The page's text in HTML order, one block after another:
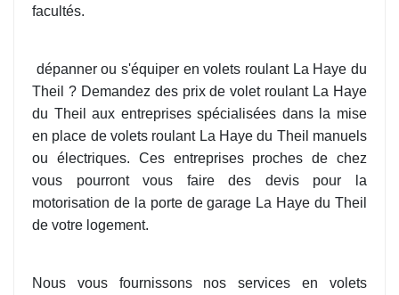
facultés.
dépanner ou s'équiper en volets roulant La Haye du
Theil ? Demandez des prix de volet roulant La Haye
du Theil aux entreprises spécialisées dans la mise
en place de volets roulant La Haye du Theil manuels
ou électriques. Ces entreprises proches de chez
vous pourront vous faire des devis pour la
motorisation de la porte de garage La Haye du Theil
de votre logement.
Nous vous fournissons nos services en volets